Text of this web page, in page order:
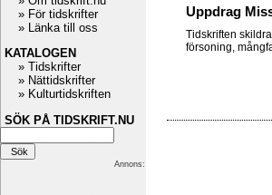
Uppdrag
Tidskriften
försoning,
» För tidskrifter
» Länka till oss
KATALOGEN
» Tidskrifter
» Nättidskrifter
» Kulturtidskriften
SÖK PÅ TIDSKRIFT.NU
Annons: